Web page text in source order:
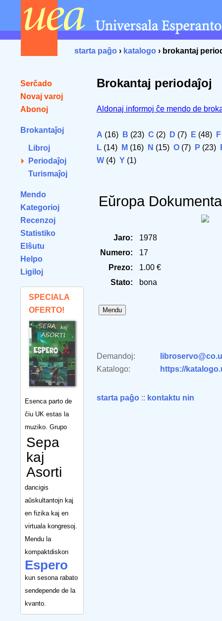
starta paĝo › katalogo › brokantaj
Serĉado
Novaj varoj
Abonoj
Brokantaĵoj
Libroj
Periodaĵoj
Turismaĵoj
Mendo
Kategorioj
Recenzoj
Statistiko
Elŝutu
Helpo
Ligiloj
SPECIALA
OFERTO!
Esenca parto de
ĉiu UK estas la
muziko. Grupo
Sepa
kaj
Asorti
dancigis
aŭskultantojn kaj
en fizika kaj en
virtuala kongresoj.
Mendu la
kompaktdiskon
Espero
kun sesona rabato
sendepende de la
kvanto.
Brokantaj periodaĵoj
Aldonaj informoj ĉe mendo de
A (16) B (23) C (2) D (7) E (48) F
L (14) M (16) N (15) O (7) P (23)
W (4) Y (1)
Eŭropa
Jaro:
1978
Numero:
17
Prezo:
1.00 €
Stato:
bona
Demandoj:
Katalogo:
https://
starta paĝo :: kontaktu nin